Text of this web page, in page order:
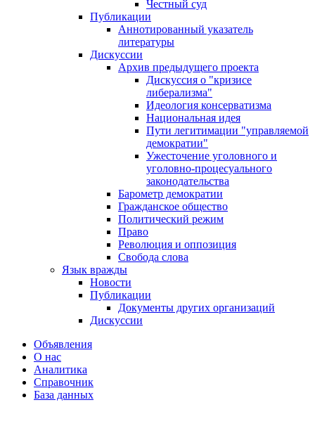
Честный суд
Публикации
Аннотированный указатель
литературы
Дискуссии
Архив предыдущего проекта
Дискуссия о "кризисе
либерализма"
Идеология консерватизма
Национальная идея
Пути легитимации "управляемой
демократии"
Ужесточение уголовного и
уголовно-процесуального
законодательства
Барометр демократии
Гражданское общество
Политический режим
Право
Революция и оппозиция
Свобода слова
Язык вражды
Новости
Публикации
Документы других организаций
Дискуссии
Объявления
О нас
Аналитика
Справочник
База данных